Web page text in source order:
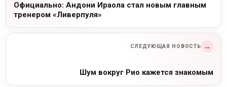
Официально: Андони Ираола стал новым главным
тренером «Ливерпуля»
СЛЕДУЮЩАЯ НОВОСТЬ →
Шум вокруг Рио кажется знакомым